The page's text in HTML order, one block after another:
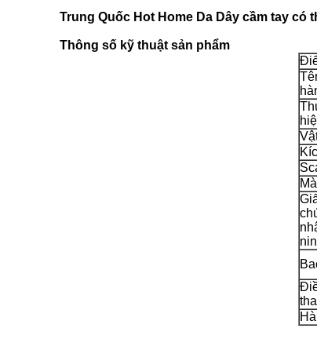
Trung Quốc Hot Home Da Dây cầm tay có
Thông số kỹ thuật sản phẩm